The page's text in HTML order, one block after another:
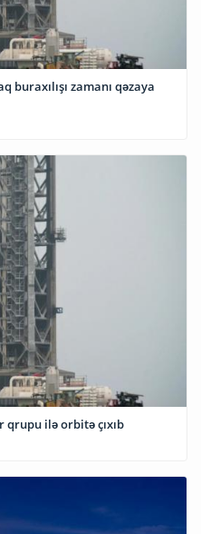
buraxılışı zamanı qəzaya
ilə orbitə çıxıb